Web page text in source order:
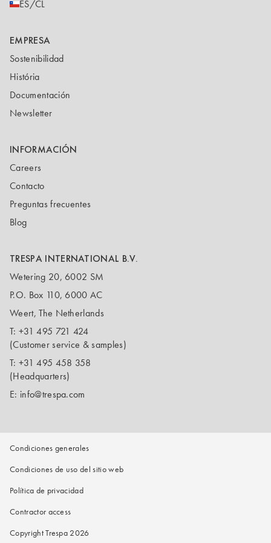
ES/CL
EMPRESA
Sostenibilidad
História
Documentación
Newsletter
INFORMACIÓN
Careers
Contacto
Preguntas frecuentes
Blog
TRESPA INTERNATIONAL B.V.
Wetering 20, 6002 SM
P.O. Box 110, 6000 AC
Weert, The Netherlands
T: +31 495 721 424
(Customer service & samples)
T: +31 495 458 358
(Headquarters)
E: info@trespa.com
Condiciones generales
Condiciones de uso del sitio web
Política de privacidad
Contractor access
Copyright Trespa 2026